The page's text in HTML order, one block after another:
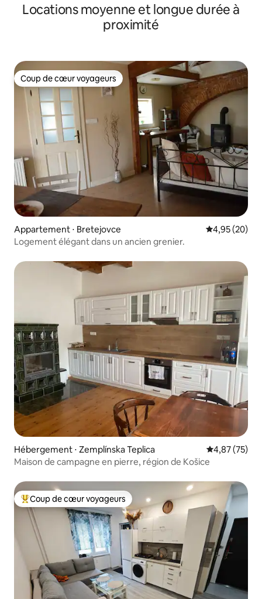
Locations moyenne et longue durée à
proximité
Coup de cœur voyageurs
Coup de cœur voyageurs
Appartement ⋅ Bretejovce Évaluation
4,95 (20)
Logement élégant dans un ancien grenier.
Hébergement ⋅ Zemplínska Teplica Évaluation
4,87 (75)
Maison de campagne en pierre, région de Košice
Coups de cœur voyageurs les plus appréciés
Coup de cœur voyageurs